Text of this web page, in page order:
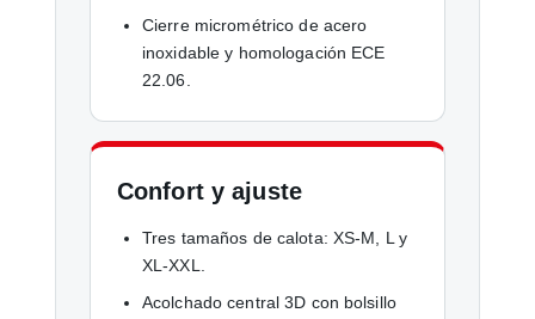
Cierre micrométrico de acero
inoxidable y homologación ECE
22.06.
Confort y ajuste
Tres tamaños de calota: XS-M, L y
XL-XXL.
Acolchado central 3D con bolsillo